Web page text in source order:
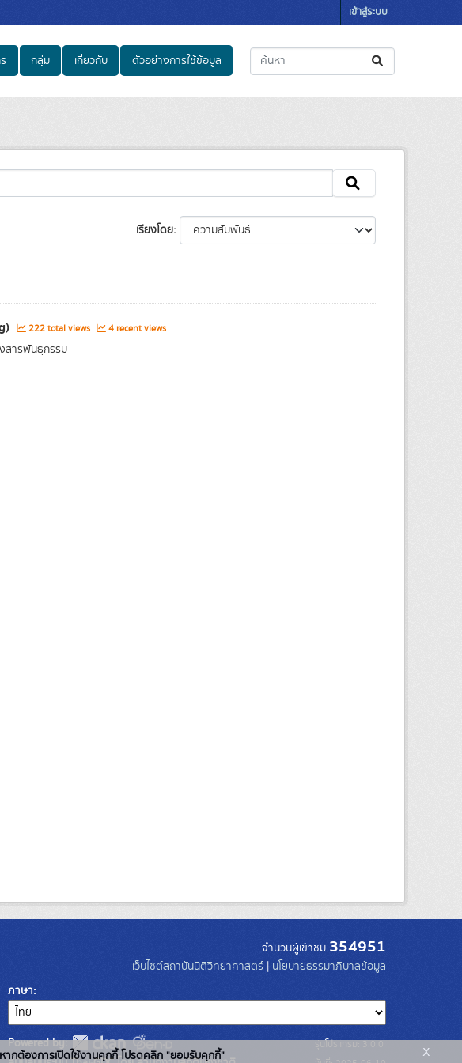
เข้าสู่ระบบ
กลุ่ม เกี่ยวกับ ตัวอย่างการใช้ข้อมูล
เรียงโดย
222 total views 4 recent views
สารพันธุกรรม
จำนวนผู้เข้าชม 354951
เว็บไซต์สถาบันนิติวิทยาศาสตร์ | นโยบายธรรมาภิบาลข้อมูล
ภาษา
Powered by:
รุ่นโปรแกรม: 3.0.0
ากต้องการเปิดใช้งานคุกกี้ โปรดคลิก "ยอมรับคุกกี้" x